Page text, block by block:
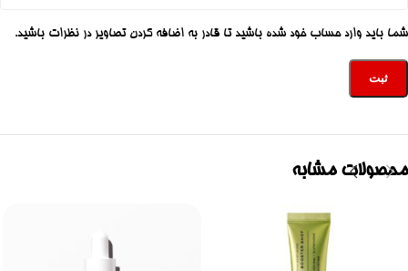
شما باید وارد حساب خود شده باشید تا قادر به اضافه کردن تصاویر در نظرات باشید.
محصولات مشابه